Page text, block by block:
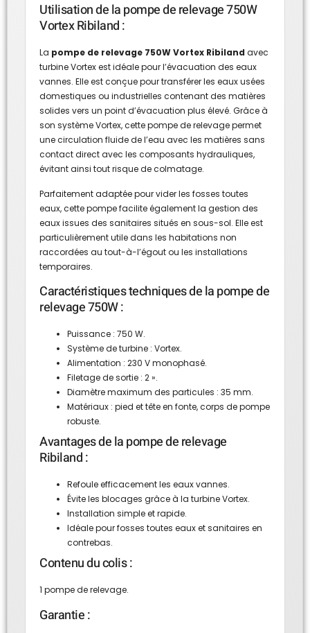
Utilisation de la pompe de relevage 750W
Vortex Ribiland :
La pompe de relevage 750W Vortex Ribiland avec
turbine Vortex est idéale pour l’évacuation des eaux
vannes. Elle est conçue pour transférer les eaux usées
domestiques ou industrielles contenant des matières
solides vers un point d’évacuation plus élevé. Grâce à
son système Vortex, cette pompe de relevage permet
une circulation fluide de l’eau avec les matières sans
contact direct avec les composants hydrauliques,
évitant ainsi tout risque de colmatage.
Parfaitement adaptée pour vider les fosses toutes
eaux, cette pompe facilite également la gestion des
eaux issues des sanitaires situés en sous-sol. Elle est
particulièrement utile dans les habitations non
raccordées au tout-à-l’égout ou les installations
temporaires.
Caractéristiques techniques de la pompe de
relevage 750W :
Puissance : 750 W.
Système de turbine : Vortex.
Alimentation : 230 V monophasé.
Filetage de sortie : 2 ».
Diamètre maximum des particules : 35 mm.
Matériaux : pied et tête en fonte, corps de pompe
robuste.
Avantages de la pompe de relevage
Ribiland :
Refoule efficacement les eaux vannes.
Évite les blocages grâce à la turbine Vortex.
Installation simple et rapide.
Idéale pour fosses toutes eaux et sanitaires en
contrebas.
Contenu du colis :
1 pompe de relevage.
Garantie :